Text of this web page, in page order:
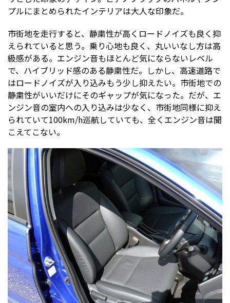
プルにまとめられたインテリアは大人な印象だ。
市街地を走行すると、静粛性が高くロードノイズも良く抑
えられていると思う。乗り心地も良く、丸いいなし方は高
級感がある。エンジン音もほとんど気にならないレベル
で、ハイブリッド感のある静粛性だ。しかし、高速道路で
はロードノイズが入り込みもう少し抑えたい。市街地での
静粛性がいいだけにそのギャップが気になった。だが、エ
ンジン音の室内への入り込みは少なく、市街地同様に抑え
られていて100km/h巡航していても、全くエンジン音は聞
こえてこない。